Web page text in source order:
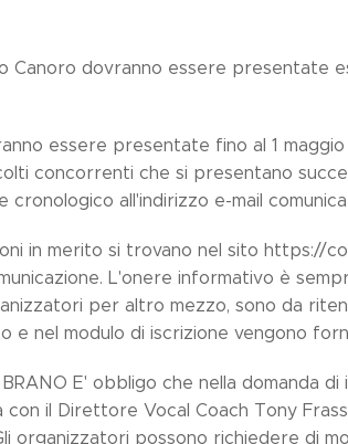
Canoro dovranno essere presentate
essere presentate fino al 1
concorrenti che si presentano
all'indirizzo e-mail
in merito si trovano nel sito https://
L'onere informativo è
per altro mezzo, sono da
e nel modulo di iscrizione vengono
BRANO E' obbligo che nella domanda
il Direttore Vocal Coach Tony
organizzatori possono richiedere di